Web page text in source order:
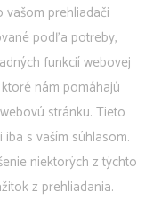
vašom prehliadači
podľa potreby,
funkcií webovej
nám pomáhajú
stránku. Tieto
s vaším súhlasom.
niektorých z týchto
z prehliadania.